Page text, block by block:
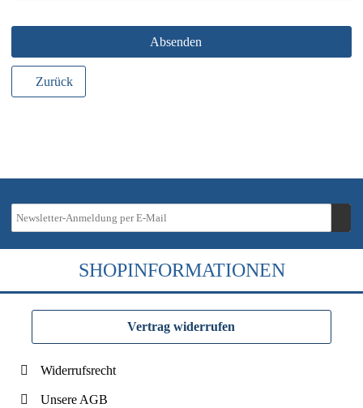
Absenden
Zurück
SHOPINFORMATIONEN
Vertrag widerrufen
Widerrufsrecht
Unsere AGB